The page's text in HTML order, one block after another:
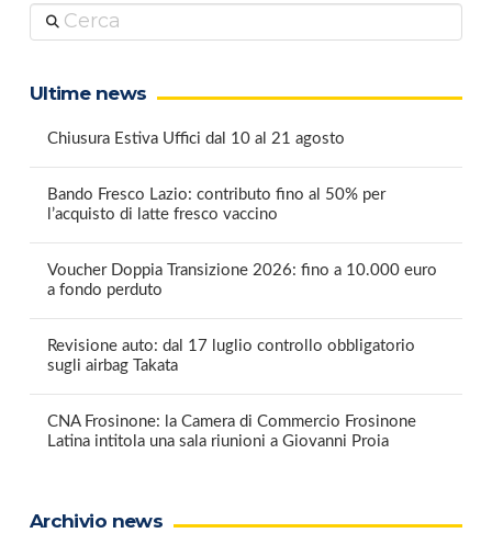
Cerca
Ultime news
Chiusura Estiva Uffici dal 10 al 21 agosto
Bando Fresco Lazio: contributo fino al 50% per
l’acquisto di latte fresco vaccino
Voucher Doppia Transizione 2026: fino a 10.000 euro
a fondo perduto
Revisione auto: dal 17 luglio controllo obbligatorio
sugli airbag Takata
CNA Frosinone: la Camera di Commercio Frosinone
Latina intitola una sala riunioni a Giovanni Proia
Archivio news